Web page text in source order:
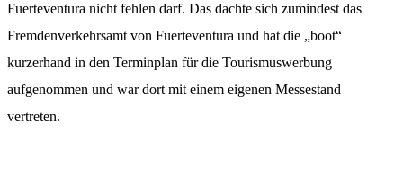
Fuerteventura nicht fehlen darf. Das dachte sich zumindest das
Fremdenverkehrsamt von Fuerteventura und hat die „boot“
kurzerhand in den Terminplan für die Tourismuswerbung
aufgenommen und war dort mit einem eigenen Messestand
vertreten.